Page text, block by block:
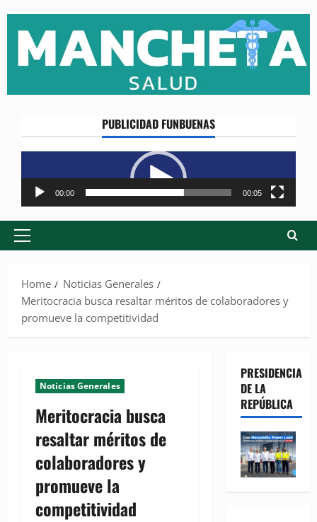
content
PUBLICIDAD FUNBUENAS
Reproductor
de
vídeo
00:00 00:05
Primary
Home
Noticias Generales
Meritocracia busca resaltar méritos de colaboradores y
promueve la competitividad
Noticias Generales
Meritocracia busca
resaltar méritos de
colaboradores y
promueve la
competitividad
PRESIDENCIA
DE LA
REPÚBLICA